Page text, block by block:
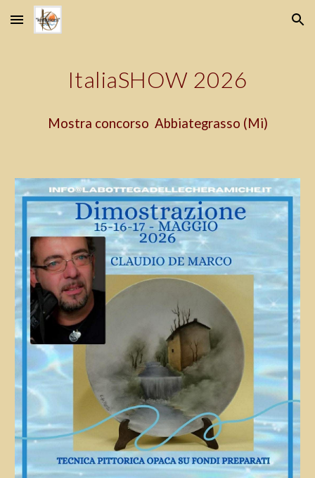
Skip to main content Skip to navigation
ItaliaSHOW 2026
Mostra concorso Abbiategrasso (Mi)